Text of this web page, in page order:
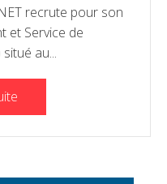
recrute pour son
et Service de
au...